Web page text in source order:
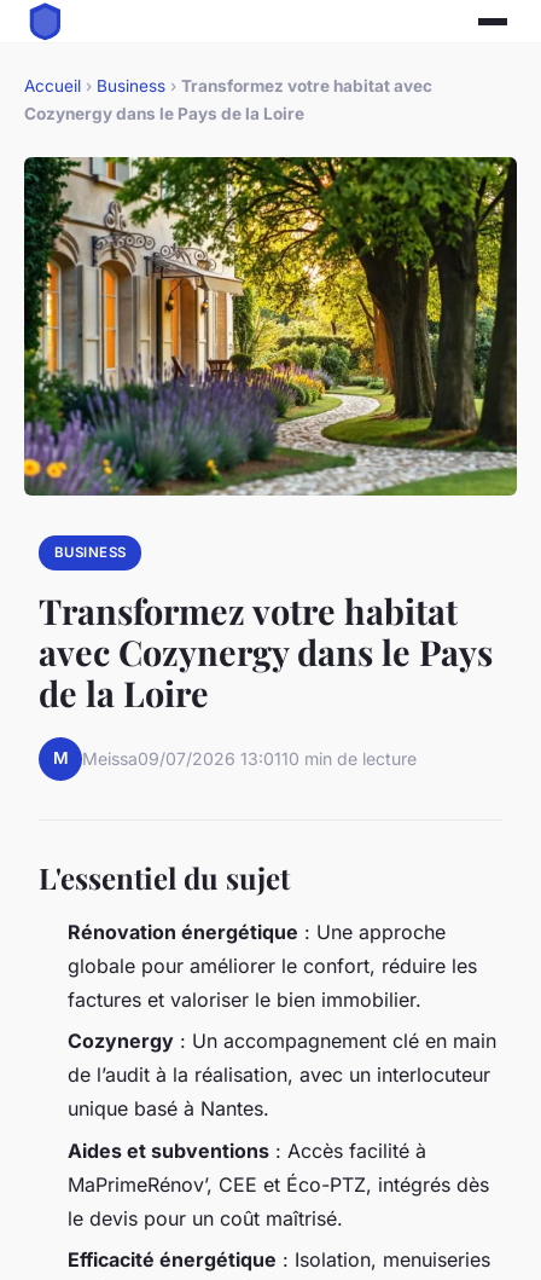
Accueil › Business › Transformez votre habitat avec
Cozynergy dans le Pays de la Loire
BUSINESS
Transformez votre habitat
avec Cozynergy dans le Pays
de la Loire
M Meissa09/07/2026 13:0110 min de lecture
L'essentiel du sujet
Rénovation énergétique : Une approche
globale pour améliorer le confort, réduire les
factures et valoriser le bien immobilier.
Cozynergy : Un accompagnement clé en main
de l’audit à la réalisation, avec un interlocuteur
unique basé à Nantes.
Aides et subventions : Accès facilité à
MaPrimeRénov’, CEE et Éco-PTZ, intégrés dès
le devis pour un coût maîtrisé.
Efficacité énergétique : Isolation, menuiseries